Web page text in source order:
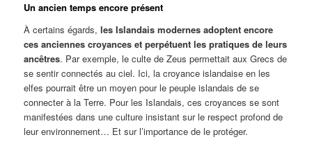
Un ancien temps encore présent
À certains égards,les Islandais modernes adoptent encore
ces anciennes croyances et perpétuent les pratiques de leurs
ancêtres. Par exemple, le culte de Zeus permettait aux Grecs de
se sentir connectés au ciel. Ici, la croyance islandaise en les
elfes pourrait être un moyen pour le peuple islandais de se
connecter à la Terre. Pour les Islandais, ces croyances se sont
manifestées dans une culture insistant sur le respect profond de
leur environnement… Et sur l’importance de le protéger.